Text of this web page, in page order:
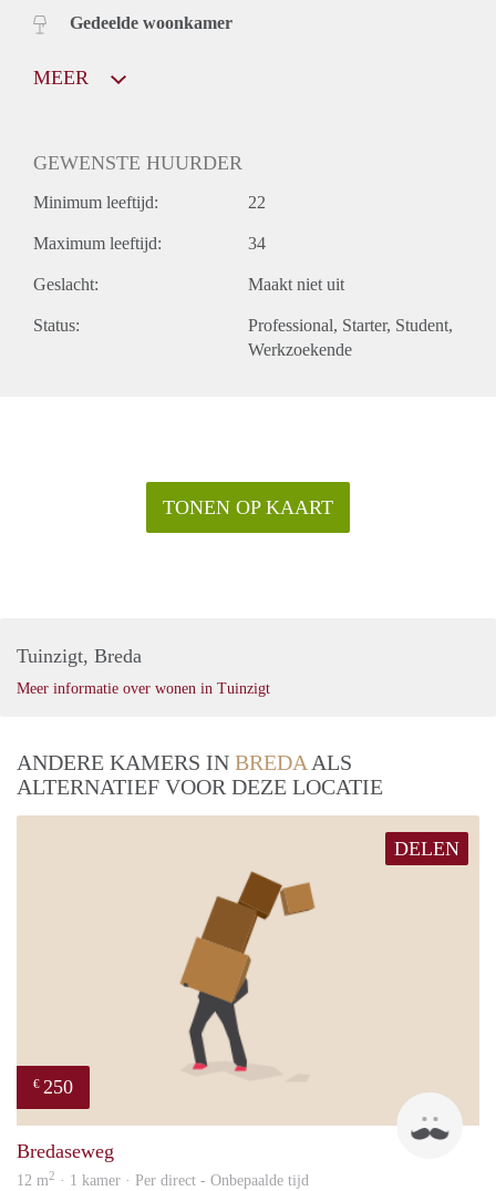
Gedeelde woonkamer
MEER
GEWENSTE HUURDER
Minimum leeftijd: 22
Maximum leeftijd: 34
Geslacht: Maakt niet uit
Status: Professional Starter Student
Werkzoekende
TONEN OP KAART
Tuinzigt, Breda
Meer informatie over wonen in Tuinzigt
ANDERE KAMERS IN BREDA ALS
ALTERNATIEF VOOR DEZE LOCATIE
DELEN
€ 250
Bredaseweg
12 m2 · 1 kamer · Per direct - Onbepaalde tijd